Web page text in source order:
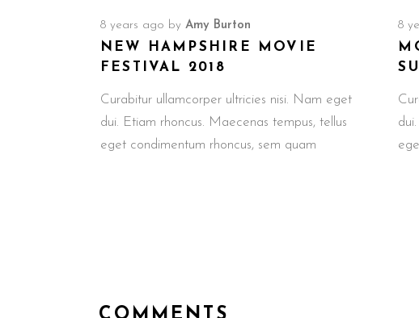
8 years ago by Amy Burton
NEW HAMPSHIRE MOVIE
FESTIVAL 2018
Curabitur ullamcorper ultricies nisi. Nam eget
dui. Etiam rhoncus. Maecenas tempus, tellus
eget condimentum rhoncus, sem quam
8